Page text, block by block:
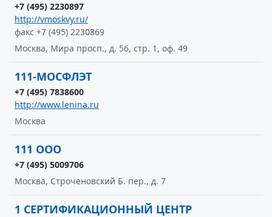
+7 (495) 2230897
http://vmoskvy.ru/
факс +7 (495) 2230869
Москва, Мира просп., д. 56, стр. 1, оф. 49
111-МОСФЛЭТ
+7 (495) 7838600
http://www.lenina.ru
Москва
111 ООО
+7 (495) 5009706
Москва, Строченовский Б. пер., д. 7
1 СЕРТИФИКАЦИОННЫЙ ЦЕНТР